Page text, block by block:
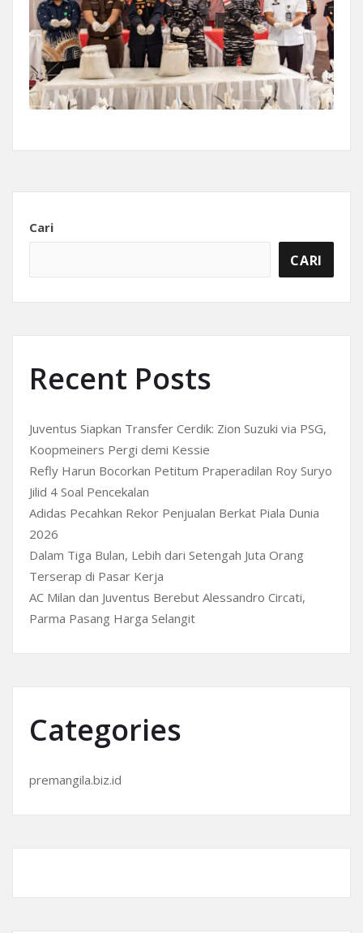
Cari
CARI
Recent Posts
Juventus Siapkan Transfer Cerdik: Zion Suzuki via PSG,
Koopmeiners Pergi demi Kessie
Refly Harun Bocorkan Petitum Praperadilan Roy Suryo
Jilid 4 Soal Pencekalan
Adidas Pecahkan Rekor Penjualan Berkat Piala Dunia
2026
Dalam Tiga Bulan, Lebih dari Setengah Juta Orang
Terserap di Pasar Kerja
AC Milan dan Juventus Berebut Alessandro Circati,
Parma Pasang Harga Selangit
Categories
premangila.biz.id